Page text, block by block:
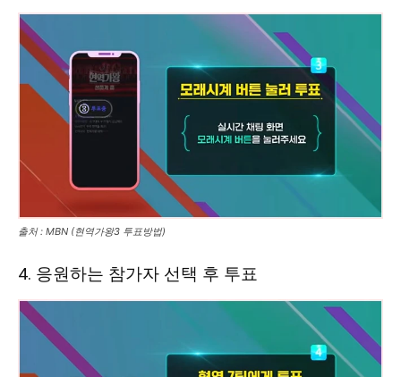
출처 : MBN (현역가왕3 투표방법)
4. 응원하는 참가자 선택 후 투표